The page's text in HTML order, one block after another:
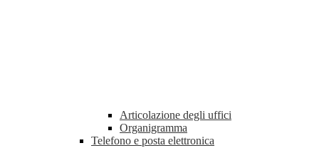
Articolazione degli uffici
Organigramma
Telefono e posta elettronica